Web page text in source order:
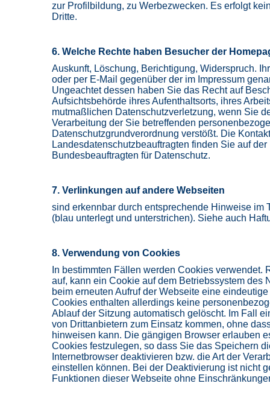
zur Profilbildung, zu Werbezwecken. Es erfolgt
Dritte.
6. Welche Rechte haben Besucher der
Auskunft, Löschung, Berichtigung, Widerspruch.
oder per E-Mail gegenüber der im Impressum
Ungeachtet dessen haben Sie das Recht auf
Aufsichtsbehörde ihres Aufenthaltsorts, ihres
mutmaßlichen Datenschutzverletzung, wenn Sie
Verarbeitung der Sie betreffenden
Datenschutzgrundverordnung verstößt. Die
Landesdatenschutzbeauftragten finden Sie auf
Bundesbeauftragten für Datenschutz.
7. Verlinkungen auf andere Webseiten
sind erkennbar durch entsprechende Hinweise im
(blau unterlegt und unterstrichen). Siehe auch
8. Verwendung von Cookies
In bestimmten Fällen werden Cookies verwendet.
auf, kann ein Cookie auf dem Betriebssystem des
beim erneuten Aufruf der Webseite eine
Cookies enthalten allerdings keine
Ablauf der Sitzung automatisch gelöscht. Im Fall
von Drittanbietern zum Einsatz kommen, ohne
hinweisen kann. Die gängigen Browser erlauben
Cookies festzulegen, so dass Sie das Speichern
Internetbrowser deaktivieren bzw. die Art der
einstellen können. Bei der Deaktivierung ist nicht
Funktionen dieser Webseite ohne